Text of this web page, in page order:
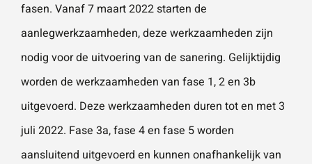
fasen. Vanaf 7 maart 2022 starten de
aanlegwerkzaamheden, deze werkzaamheden zijn
nodig voor de uitvoering van de sanering. Gelijktijdig
worden de werkzaamheden van fase 1, 2 en 3b
uitgevoerd. Deze werkzaamheden duren tot en met 3
juli 2022. Fase 3a, fase 4 en fase 5 worden
aansluitend uitgevoerd en kunnen onafhankelijk van